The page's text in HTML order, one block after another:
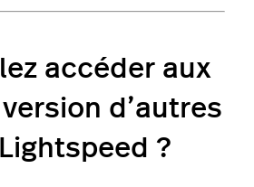
accéder aux
d’autres
?